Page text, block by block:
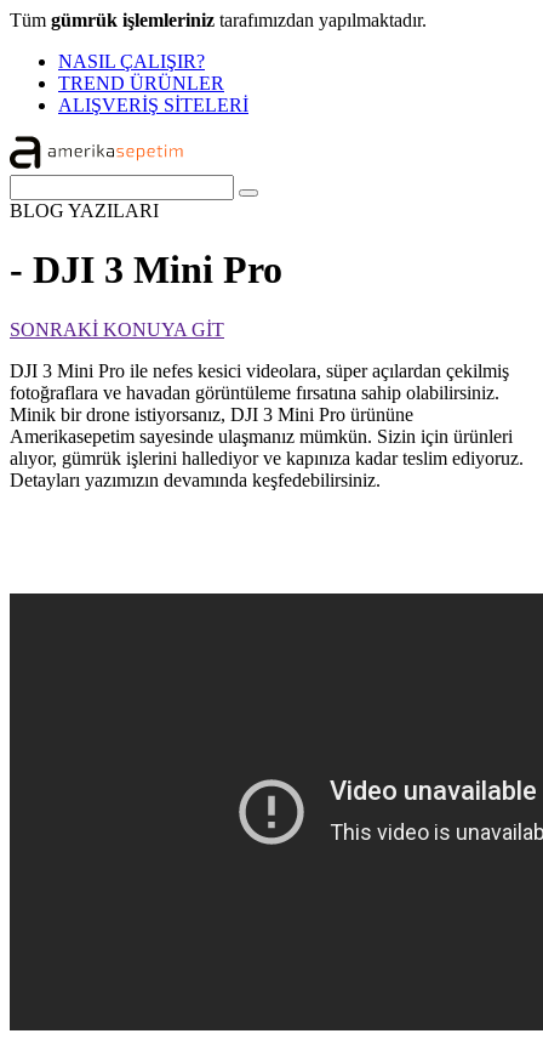
Tüm gümrük işlemleriniz tarafımızdan yapılmaktadır.
NASIL ÇALIŞIR?
TREND ÜRÜNLER
ALIŞVERİŞ SİTELERİ
BLOG YAZILARI
- DJI 3 Mini Pro
SONRAKİ KONUYA GİT
DJI 3 Mini Pro ile nefes kesici videolara, süper açılardan çekilmiş
fotoğraflara ve havadan görüntüleme fırsatına sahip olabilirsiniz.
Minik bir drone istiyorsanız, DJI 3 Mini Pro ürününe
Amerikasepetim sayesinde ulaşmanız mümkün. Sizin için ürünleri
alıyor, gümrük işlerini hallediyor ve kapınıza kadar teslim ediyoruz.
Detayları yazımızın devamında keşfedebilirsiniz.